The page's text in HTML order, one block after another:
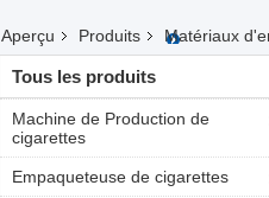
Aperçu Produits Matériaux
Tous les produits
Machine de Production de
cigarettes
Empaqueteuse de cigarettes